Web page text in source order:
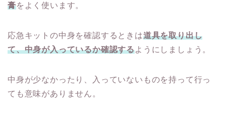
膏をよく使います。
応急キットの中身を確認するときは道具を取り出し
て、中身が入っているか確認するようにしましょう。
中身が少なかったり、入っていないものを持って行っ
ても意味がありません。